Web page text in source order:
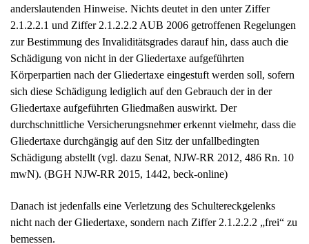
anderslautenden Hinweise. Nichts deutet in den unter Ziffer
2.1.2.2.1 und Ziffer 2.1.2.2.2 AUB 2006 getroffenen Regelungen
zur Bestimmung des Invaliditätsgrades darauf hin, dass auch die
Schädigung von nicht in der Gliedertaxe aufgeführten
Körperpartien nach der Gliedertaxe eingestuft werden soll, sofern
sich diese Schädigung lediglich auf den Gebrauch der in der
Gliedertaxe aufgeführten Gliedmaßen auswirkt. Der
durchschnittliche Versicherungsnehmer erkennt vielmehr, dass die
Gliedertaxe durchgängig auf den Sitz der unfallbedingten
Schädigung abstellt (vgl. dazu Senat, NJW-RR 2012, 486 Rn. 10
mwN). (BGH NJW-RR 2015, 1442, beck-online)
Danach ist jedenfalls eine Verletzung des Schultereckgelenks
nicht nach der Gliedertaxe, sondern nach Ziffer 2.1.2.2.2 „frei“ zu
bemessen.